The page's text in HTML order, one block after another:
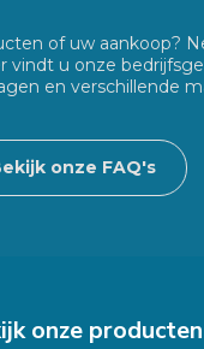
of uw aankoop?
vindt u onze
en verschillende
onze FAQ's
onze producten